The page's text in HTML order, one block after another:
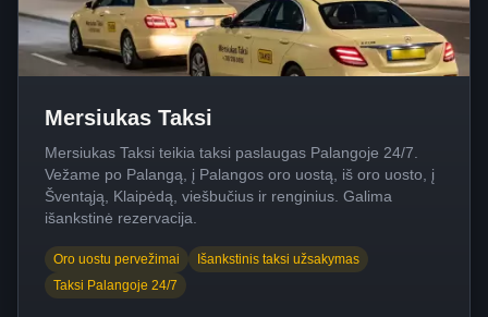
Mersiukas Taksi
Mersiukas Taksi teikia taksi paslaugas Palangoje 24/7.
Vežame po Palangą, į Palangos oro uostą, iš oro uosto, į
Šventąją, Klaipėdą, viešbučius ir renginius. Galima
išankstinė rezervacija.
Oro uostu pervežimai
Išankstinis taksi užsakymas
Taksi Palangoje 24/7